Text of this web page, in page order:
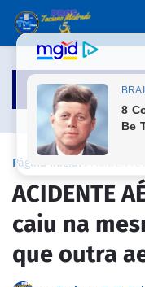
Página inicial
ACIDENTE
caiu na
que outra